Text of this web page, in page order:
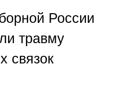
России
травму
связок